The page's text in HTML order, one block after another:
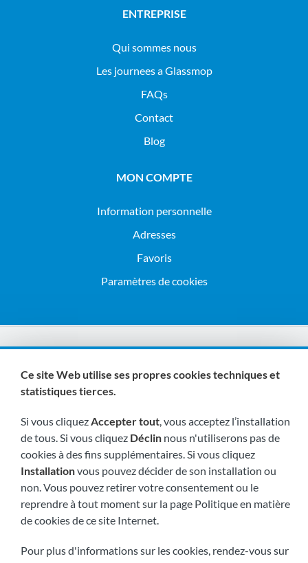
ENTREPRISE
Qui sommes nous
Les journees a Glassmop
FAQs
Contact
Blog
MON COMPTE
Information personnelle
Adresses
Favoris
Paramètres de cookies
Nous sommes membres de :
Visitez-nous bientôt à:
Ce site Web utilise ses propres cookies techniques et
statistiques tierces.
Si vous cliquezAccepter tout, vous acceptez l’installation
de tous. Si vous cliquez Déclin nous n'utiliserons pas de
cookies à des fins supplémentaires. Si vous cliquez
Installationvous pouvez décider de son installation ou
non. Vous pouvez retirer votre consentement ou le
reprendre à tout moment sur la page Politique en matière
de cookies de ce site Internet.
Pour plus d'informations sur les cookies, rendez-vous sur